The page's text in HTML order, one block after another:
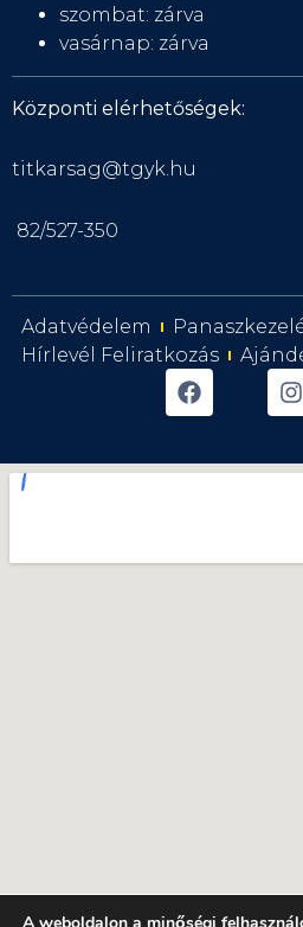
szombat: zárva
vasárnap: zárva
Központi elérhetőségek:
titkarsag@tgyk.hu
82/527-350
Adatvédelem
Hírlevél Feliratkozás